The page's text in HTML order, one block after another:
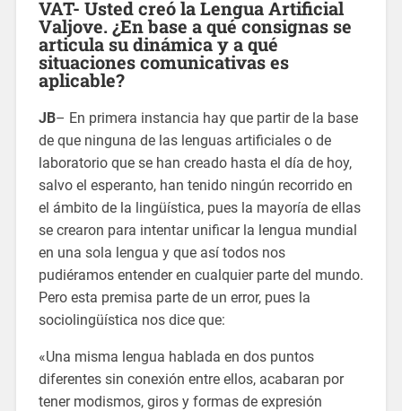
VAT- Usted creó la Lengua Artificial
Valjove. ¿En base a qué consignas se
articula su dinámica y a qué
situaciones comunicativas es
aplicable?
JB– En primera instancia hay que partir de la base
de que ninguna de las lenguas artificiales o de
laboratorio que se han creado hasta el día de hoy,
salvo el esperanto, han tenido ningún recorrido en
el ámbito de la lingüística, pues la mayoría de ellas
se crearon para intentar unificar la lengua mundial
en una sola lengua y que así todos nos
pudiéramos entender en cualquier parte del mundo.
Pero esta premisa parte de un error, pues la
sociolingüística nos dice que:
«Una misma lengua hablada en dos puntos
diferentes sin conexión entre ellos, acabaran por
tener modismos, giros y formas de expresión